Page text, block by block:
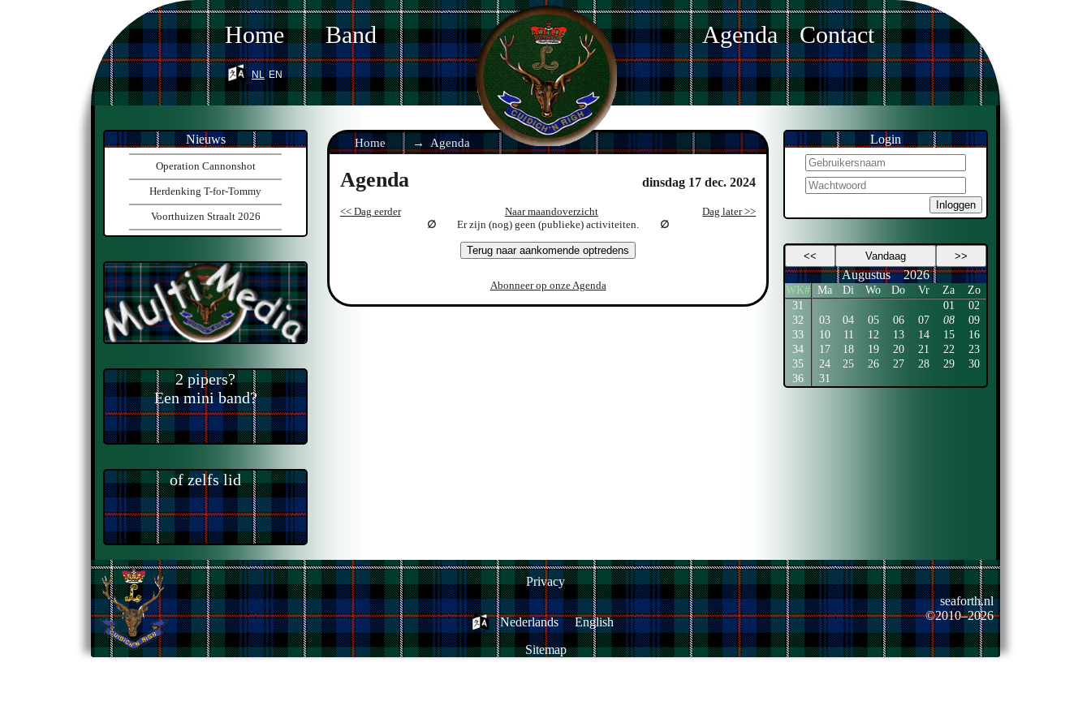
Home Band Agenda Contact
nl en
Home Agenda
Agenda dinsdag 17 dec. 2024
<< Dag eerder Naar maandoverzicht
Dag later >>
Er zijn (nog) geen (publieke) activiteiten.
Terug naar aankomende optredens
Abonneer op onze Agenda
Nieuws
Operation Cannonshot
Herdenking T-for-Tommy
Voorthuizen Straalt 2026
2 pipers?
Een mini band?
of zelfs lid
Login
Inloggen
<< Vandaag >>
Augustus 2026
WK# Ma Di Wo Do Vr Za
Zo
31
01
02
32
03 04 05 06 07 08
09
33
10 11 12 13 14 15
16
34
17 18 19 20 21 22
23
35
24 25 26 27 28 29
30
36
31
Privacy
Nederlands
English
Sitemap
seaforth.nl
©2010–2026